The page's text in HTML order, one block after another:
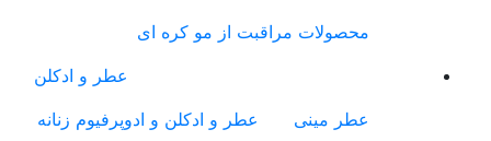
محصولات مراقبت از مو کره ای
عطر و ادکلن
عطر مینی
عطر و ادکلن و ادوپرفیوم زنانه